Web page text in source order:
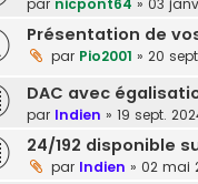
par nicpont64 » 03
Présentation de
par Pio2001 » 20
DAC avec
par Indien » 19 sept.
24/192 disponible
par Indien » 02 mai